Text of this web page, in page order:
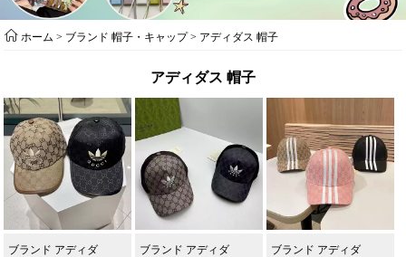
ホーム > ブランド 帽子・キャップ> アディダス 帽子
アディダス 帽子
ブランド アディダ
ブランド アディダ
ブランド アディダ